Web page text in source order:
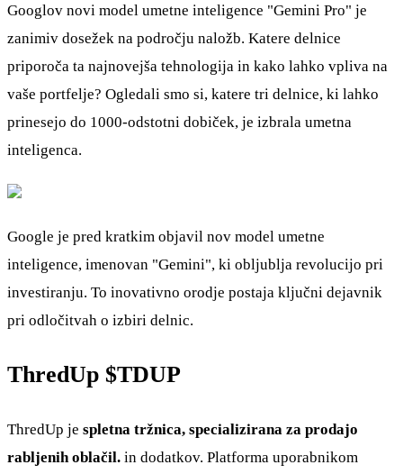
Googlov novi model umetne inteligence "Gemini Pro" je
zanimiv dosežek na področju naložb. Katere delnice
priporoča ta najnovejša tehnologija in kako lahko vpliva na
vaše portfelje? Ogledali smo si, katere tri delnice, ki lahko
prinesejo do 1000-odstotni dobiček, je izbrala umetna
inteligenca.
Google je pred kratkim objavil nov model umetne
inteligence, imenovan "Gemini", ki obljublja revolucijo pri
investiranju. To inovativno orodje postaja ključni dejavnik
pri odločitvah o izbiri delnic.
ThredUp $TDUP
ThredUp je spletna tržnica, specializirana za prodajo
rabljenih oblačil. in dodatkov. Platforma uporabnikom